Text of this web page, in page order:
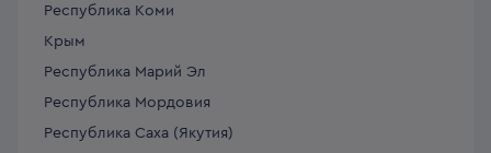
Республика Коми
Крым
Республика Марий Эл
Республика Мордовия
Республика Саха (Якутия)